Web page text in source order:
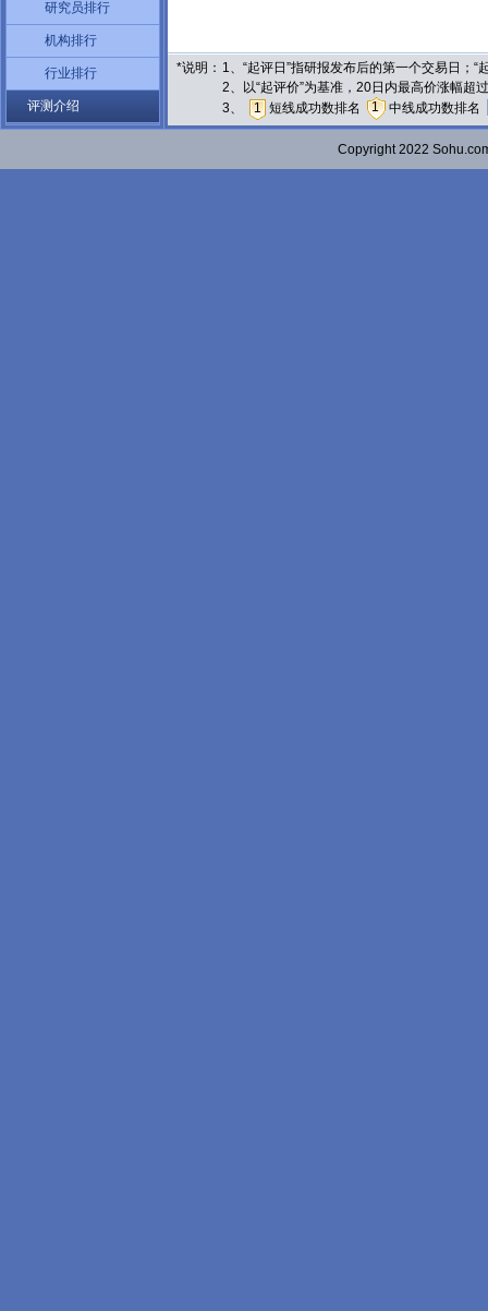
研究员排行
机构排行
行业排行
评测介绍
*说明： 1、“起评日”指研报发布后的第一个交易日；
2、以“起评价”为基准，20日内最高价涨幅
3、
1 短线成功数排名 1 中线成功数排名
Copyright 2022